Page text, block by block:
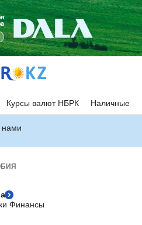
Курсы валют НБРК Наличные
нами
Финансы